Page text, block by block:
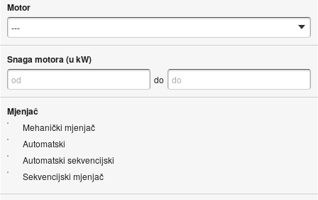
Motor
Snaga motora (u kW)
do
Mjenjač
Mehanički mjenjač
Automatski
Automatski sekvencijski
Sekvencijski mjenjač